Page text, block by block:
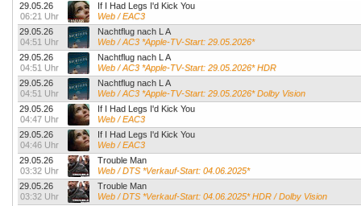
29.05.26
06:21 Uhr
If I Had Legs I'd Kick You
Web / EAC3
29.05.26
04:51 Uhr
Nachtflug nach L A
Web / AC3 *Apple-TV-Start: 29.05.2026*
29.05.26
04:51 Uhr
Nachtflug nach L A
Web / AC3 *Apple-TV-Start: 29.05.2026* HDR
29.05.26
04:51 Uhr
Nachtflug nach L A
Web / AC3 *Apple-TV-Start: 29.05.2026* Dolby Vision
29.05.26
04:47 Uhr
If I Had Legs I'd Kick You
Web / EAC3
29.05.26
04:46 Uhr
If I Had Legs I'd Kick You
Web / EAC3
29.05.26
03:32 Uhr
Trouble Man
Web / DTS *Verkauf-Start: 04.06.2025*
29.05.26
03:32 Uhr
Trouble Man
Web / DTS *Verkauf-Start: 04.06.2025* HDR / Dolby Vision